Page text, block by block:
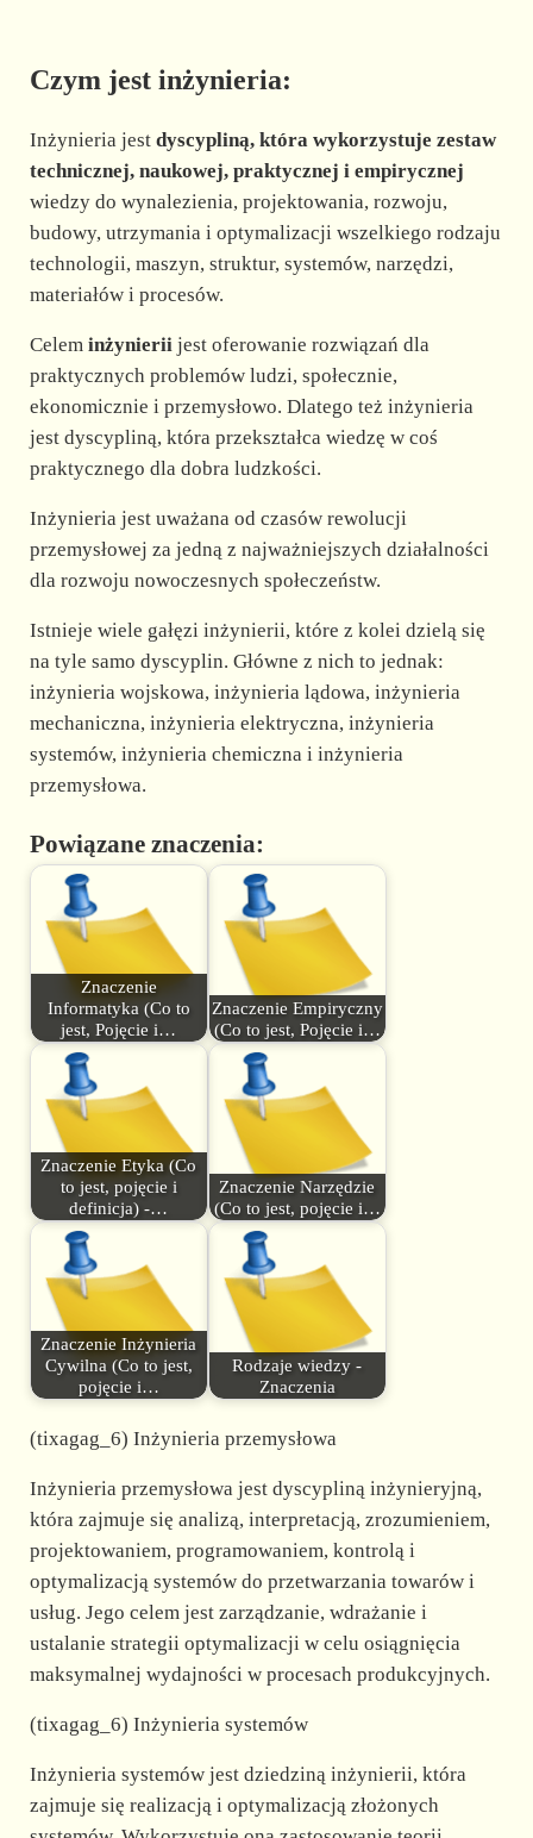
V
i
d
o
Czym jest inżynieria:
Inżynieria jest dyscypliną, która wykorzystuje zestaw
technicznej, naukowej, praktycznej i empirycznej
wiedzy do wynalezienia, projektowania, rozwoju,
budowy, utrzymania i optymalizacji wszelkiego rodzaju
technologii, maszyn, struktur, systemów, narzędzi,
materiałów i procesów.
Celem inżynieriijest oferowanie rozwiązań dla
praktycznych problemów ludzi, społecznie,
ekonomicznie i przemysłowo. Dlatego też inżynieria
jest dyscypliną, która przekształca wiedzę w coś
praktycznego dla dobra ludzkości.
Inżynieria jest uważana od czasów rewolucji
przemysłowej za jedną z najważniejszych działalności
dla rozwoju nowoczesnych społeczeństw.
Istnieje wiele gałęzi inżynierii, które z kolei dzielą się
na tyle samo dyscyplin. Główne z nich to jednak:
inżynieria wojskowa, inżynieria lądowa, inżynieria
mechaniczna, inżynieria elektryczna, inżynieria
systemów, inżynieria chemiczna i inżynieria
przemysłowa.
Powiązane znaczenia:
Znaczenie
Informatyka (Co to
jest, Pojęcie i…
Znaczenie Empiryczny
(Co to jest, Pojęcie i…
Znaczenie Etyka (Co
to jest, pojęcie i
definicja) -…
Znaczenie Narzędzie
(Co to jest, pojęcie i…
Znaczenie Inżynieria
Cywilna (Co to jest,
pojęcie i…
Rodzaje wiedzy -
Znaczenia
(tixagag_6) Inżynieria przemysłowa
Inżynieria przemysłowa jest dyscypliną inżynieryjną,
która zajmuje się analizą, interpretacją, zrozumieniem,
projektowaniem, programowaniem, kontrolą i
optymalizacją systemów do przetwarzania towarów i
usług. Jego celem jest zarządzanie, wdrażanie i
ustalanie strategii optymalizacji w celu osiągnięcia
maksymalnej wydajności w procesach produkcyjnych.
(tixagag_6) Inżynieria systemów
Inżynieria systemów jest dziedziną inżynierii, która
zajmuje się realizacją i optymalizacją złożonych